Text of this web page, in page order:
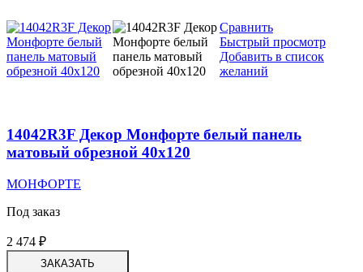
Сравнить
Быстрый просмотр
Добавить в список
желаний
14042R3F Декор Монфорте белый панель
матовый обрезной 40х120
МОНФОРТЕ
Под заказ
2 474 ₽
ЗАКАЗАТЬ